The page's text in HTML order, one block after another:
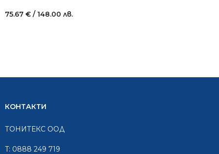
75.67 € / 148.00 лв.
КОНТАКТИ
ТОНИТЕКС ООД
T: 0888 249 719